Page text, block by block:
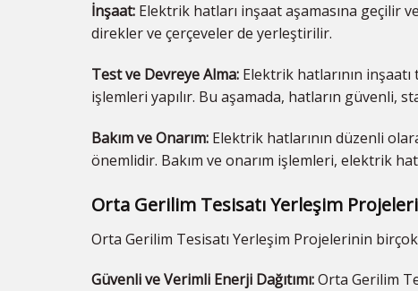
İnşaat: Elektrik hatları inşaat aşamasına geçilir
direkler ve çerçeveler de yerleştirilir.
Test ve Devreye Alma: Elektrik hatlarının
işlemleri yapılır. Bu aşamada, hatların güvenli,
Bakım ve Onarım: Elektrik hatlarının düzenli
önemlidir. Bakım ve onarım işlemleri, elektrik
Orta Gerilim Tesisatı Yerleşim
Orta Gerilim Tesisatı Yerleşim Projelerinin
Güvenli ve Verimli Enerji Dağıtımı:Orta Gerilim